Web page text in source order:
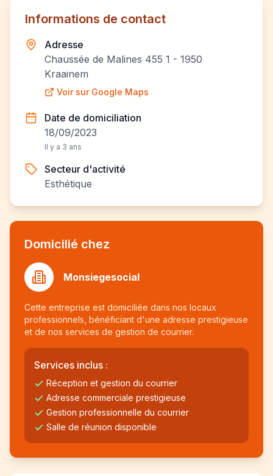
Informations de contact
Adresse
Chaussée de Malines 455 1 - 1950
Kraainem
Voir sur Google Maps
Date de domiciliation
18/09/2023
Il y a 3 ans
Secteur d'activité
Esthétique
Domicilié chez
Monsiegesocial
Cette entreprise est domiciliée dans nos locaux
professionnels, bénéficiant d'une adresse prestigieuse
et de nos services de gestion de courrier.
Services inclus :
Réception et gestion du courrier
Adresse commerciale prestigieuse
Gestion professionnelle du courrier
Salle de réunion disponible